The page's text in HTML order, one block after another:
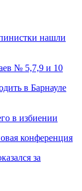
нашли
№ 5,7,9 и 10
в Барнауле
в избиении
конференция
за